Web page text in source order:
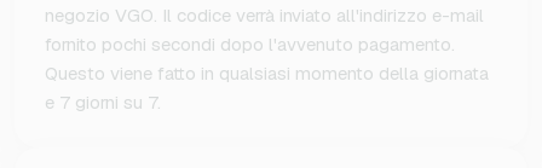
negozio VGO. Il codice verrà inviato all'indirizzo e-mail
fornito pochi secondi dopo l'avvenuto pagamento.
Questo viene fatto in qualsiasi momento della giornata
e 7 giorni su 7.